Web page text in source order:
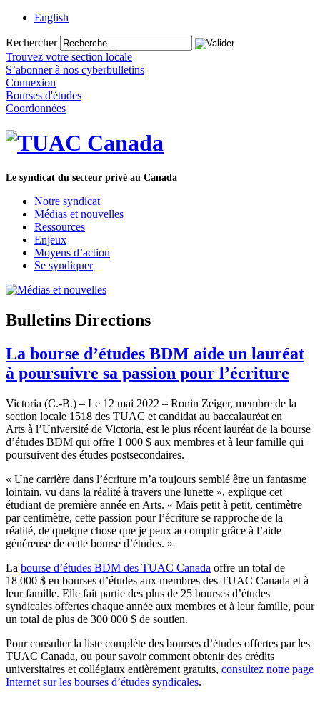
English
Rechercher
Trouvez votre section locale
S’abonner à nos cyberbulletins
Connexion
Bourses d'études
Coordonnées
Le syndicat du secteur privé au Canada
Notre syndicat
Médias et nouvelles
Ressources
Enjeux
Moyens d’action
Se syndiquer
Bulletins Directions
La bourse d’études BDM aide un lauréat
à poursuivre sa passion pour l’écriture
Victoria (C.-B.) – Le 12 mai 2022 – Ronin Zeiger, membre de la
section locale 1518 des TUAC et candidat au baccalauréat en
Arts à l’Université de Victoria, est le plus récent lauréat de la bourse
d’études BDM qui offre 1 000 $ aux membres et à leur famille qui
poursuivent des études postsecondaires.
« Une carrière dans l’écriture m’a toujours semblé être un fantasme
lointain, vu dans la réalité à travers une lunette », explique cet
étudiant de première année en Arts. « Mais petit à petit, centimètre
par centimètre, cette passion pour l’écriture se rapproche de la
réalité, de quelque chose que je peux accomplir grâce à l’aide
généreuse de cette bourse d’études. »
La bourse d’études BDM des TUAC Canada offre un total de
18 000 $ en bourses d’études aux membres des TUAC Canada et à
leur famille. Elle fait partie des plus de 25 bourses d’études
syndicales offertes chaque année aux membres et à leur famille, pour
un total de plus de 300 000 $ de soutien.
Pour consulter la liste complète des bourses d’études offertes par les
TUAC Canada, ou pour savoir comment obtenir des crédits
universitaires et collégiaux entièrement gratuits, consultez notre page
Internet sur les bourses d’études syndicales.